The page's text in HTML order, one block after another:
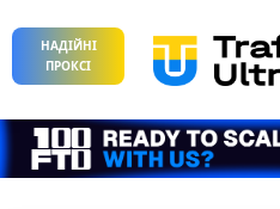
НАДІЙНІ
ПРОКСІ